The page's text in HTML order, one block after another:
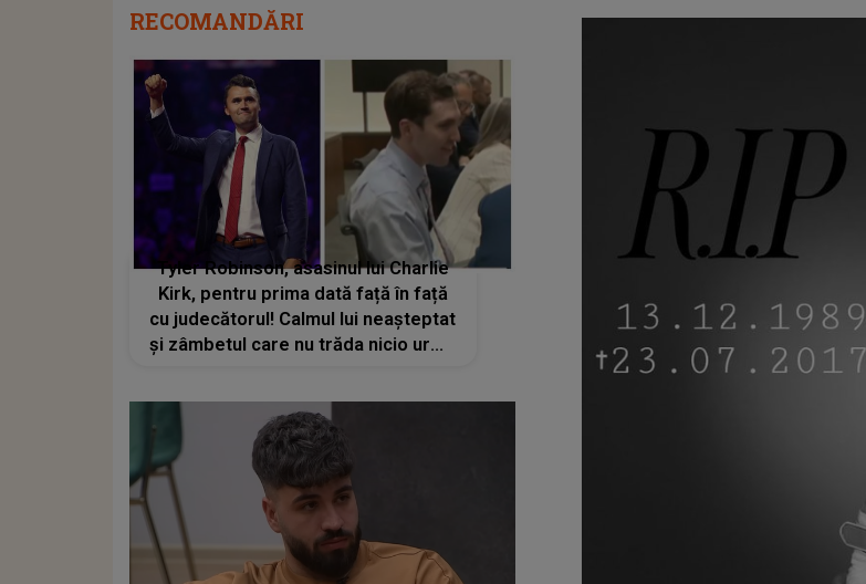
RECOMANDĂRI
Tyler Robinson, asasinul lui Charlie
Kirk, pentru prima dată față în față
cu judecătorul! Calmul lui neașteptat
și zâmbetul care nu trăda nicio urmă
tânărul și ce pedeapsă ar putea
primi?